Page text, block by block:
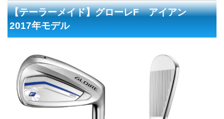
【テーラーメイド】グローレF アイアン
2017年モデル